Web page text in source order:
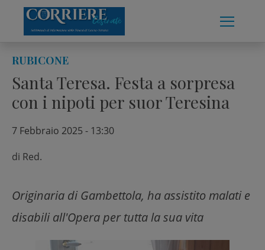
content
RUBICONE
Santa Teresa. Festa a sorpresa
con i nipoti per suor Teresina
7 Febbraio 2025 - 13:30
di Red.
Originaria di Gambettola, ha assistito malati e
disabili all'Opera per tutta la sua vita